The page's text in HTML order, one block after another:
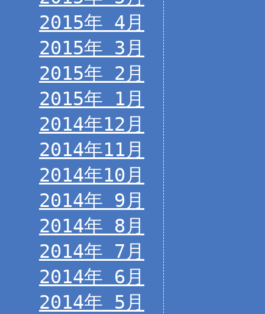
2015年 4月
2015年 3月
2015年 2月
2015年 1月
2014年12月
2014年11月
2014年10月
2014年 9月
2014年 8月
2014年 7月
2014年 6月
2014年 5月